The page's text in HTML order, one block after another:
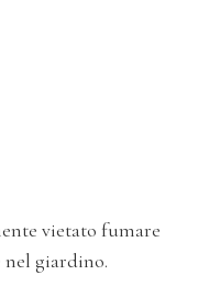
vietato fumare
nel giardino.